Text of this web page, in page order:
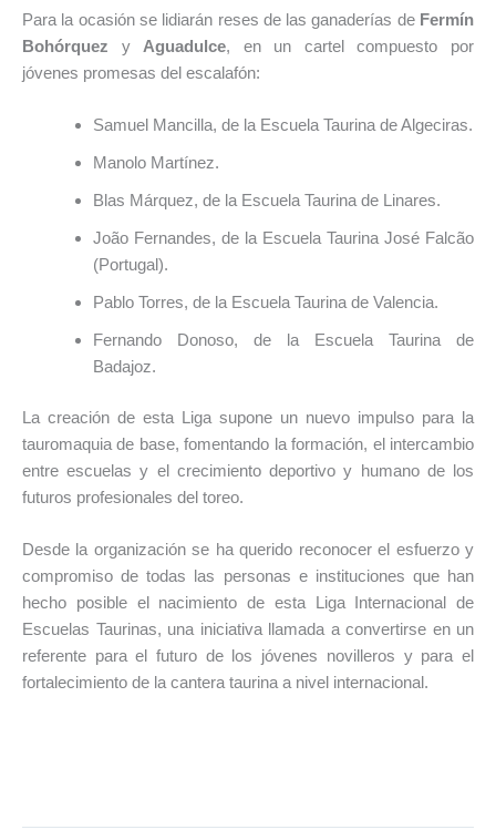
Para la ocasión se lidiarán reses de las ganaderías de Fermín
Bohórquez y Aguadulce, en un cartel compuesto por
jóvenes promesas del escalafón:
Samuel Mancilla, de la Escuela Taurina de Algeciras.
Manolo Martínez.
Blas Márquez, de la Escuela Taurina de Linares.
João Fernandes, de la Escuela Taurina José Falcão
(Portugal).
Pablo Torres, de la Escuela Taurina de Valencia.
Fernando Donoso, de la Escuela Taurina de
Badajoz.
La creación de esta Liga supone un nuevo impulso para la
tauromaquia de base, fomentando la formación, el intercambio
entre escuelas y el crecimiento deportivo y humano de los
futuros profesionales del toreo.
Desde la organización se ha querido reconocer el esfuerzo y
compromiso de todas las personas e instituciones que han
hecho posible el nacimiento de esta Liga Internacional de
Escuelas Taurinas, una iniciativa llamada a convertirse en un
referente para el futuro de los jóvenes novilleros y para el
fortalecimiento de la cantera taurina a nivel internacional.